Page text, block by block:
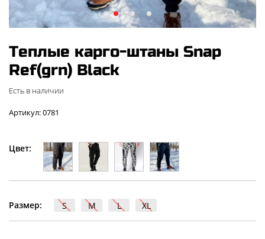
Теплые карго-штаны Snap
Ref(grn) Black
Есть в наличии
Артикул: 0781
Цвет:
Размер: S M L XL